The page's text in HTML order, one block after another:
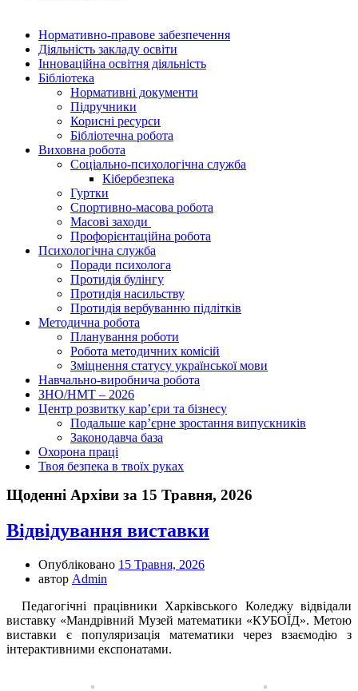
Нормативно-правове забезпечення
Діяльність закладу освіти
Інноваційна освітня діяльність
Бібліотека
Нормативні документи
Підручники
Корисні ресурси
Бібліотечна робота
Виховна робота
Соціально-психологічна служба
Кібербезпека
Гуртки
Спортивно-масова робота
Масові заходи
Профорієнтаційна робота
Психологічна служба
Поради психолога
Протидія булінгу
Протидія насильству
Протидія вербуванню підлітків
Методична робота
Планування роботи
Робота методичних комісій
Зміцнення статусу української мови
Навчально-виробнича робота
ЗНО/НМТ – 2026
Центр розвитку кар’єри та бізнесу
Подальше кар’єрне зростання випускників
Законодавча база
Охорона праці
Твоя безпека в твоїх руках
Щоденні Архіви за 15 Травня, 2026
Відвідування виставки
Опубліковано 15 Травня, 2026
автор Admin
Педагогічні працівники Харківського Коледжу відвідали
виставку «Мандрівний Музей математики «КУБОЇД». Метою
виставки є популяризація математики через взаємодію з
інтерактивними експонатами.